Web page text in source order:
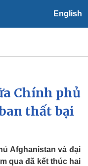
English
thời tiết
làm
đảo
Chính phủ
thất bại
Afghanistan và đại
qua đã kết thúc hai